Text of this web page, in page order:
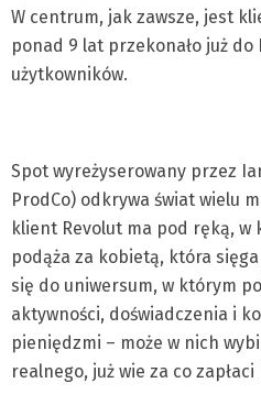
W centrum, jak zawsze, jest
ponad 9 lat przekonało już
użytkowników.
Spot wyreżyserowany przez
ProdCo) odkrywa świat wielu
klient Revolut ma pod ręką, w
podąża za kobietą, która
się do uniwersum, w którym
aktywności, doświadczenia i
pieniędzmi – może w nich
realnego, już wie za co